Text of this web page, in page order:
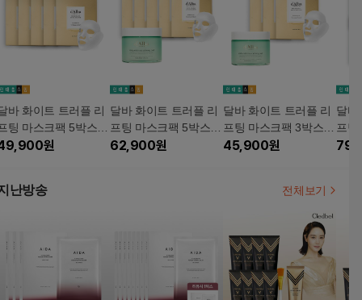
바 화이트 트러플 리
팅 마스크팩 5박스
20매)원
달바 화이트 트러플 리
프팅 마스크팩 5박스
+카밍패드1
62,900원
달바 화이트 트러플 리
프팅 마스크팩 3박스
+카밍패드1
45,900원
달바
프팅
(총
난방송 전체보기